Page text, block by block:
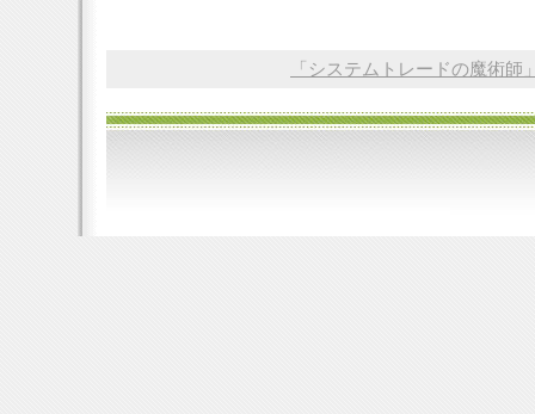
「システムトレードの魔術師